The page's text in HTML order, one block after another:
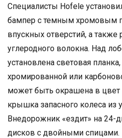
Специалисты Hofele
бампер с темным хромовым
впускных отверстий, а
углеродного волокна. Над
установлена световая
хромированной или
может быть окрашена в цвет
крышка запасного колеса из
Внедорожник «ездит» на
дисков с двойными спицами.